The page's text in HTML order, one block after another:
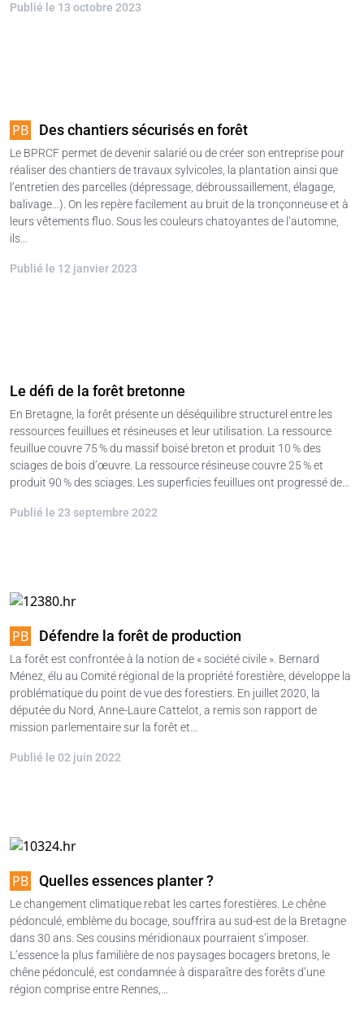
Publié le 13 octobre 2023
Des chantiers sécurisés en forêt
Le BPRCF permet de devenir salarié ou de créer son entreprise pour
réaliser des chantiers de travaux sylvicoles, la plantation ainsi que
l’entretien des parcelles (dépressage, débroussaillement, élagage,
balivage…). On les repère facilement au bruit de la tronçonneuse et à
leurs vêtements fluo. Sous les couleurs chatoyantes de l’automne,
ils…
Publié le 12 janvier 2023
Le défi de la forêt bretonne
En Bretagne, la forêt présente un déséquilibre structurel entre les
ressources feuillues et résineuses et leur utilisation. La ressource
feuillue couvre 75 % du massif boisé breton et produit 10 % des
sciages de bois d’œuvre. La ressource résineuse couvre 25 % et
produit 90 % des sciages. Les superficies feuillues ont progressé de…
Publié le 23 septembre 2022
Défendre la forêt de production
La forêt est confrontée à la notion de « société civile ». Bernard
Ménez, élu au Comité régional de la propriété forestière, développe la
problématique du point de vue des forestiers. En juillet 2020, la
députée du Nord, Anne-Laure Cattelot, a remis son rapport de
mission parlementaire sur la forêt et…
Publié le 02 juin 2022
Quelles essences planter ?
Le changement climatique rebat les cartes forestières. Le chêne
pédonculé, emblème du bocage, souffrira au sud-est de la Bretagne
dans 30 ans. Ses cousins méridionaux pourraient s’imposer.
L’essence la plus familière de nos paysages bocagers bretons, le
chêne pédonculé, est condamnée à disparaître des forêts d’une
région comprise entre Rennes,…